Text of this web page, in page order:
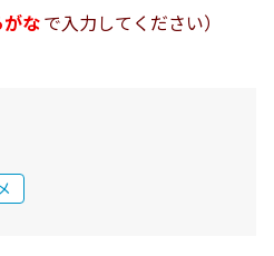
がな で入力してください）